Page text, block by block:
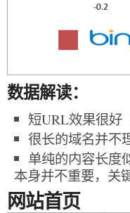
数据解读：
短URL效果很好
很长的域名并不
单纯的内容长度
本身并不重要，关
网站首页